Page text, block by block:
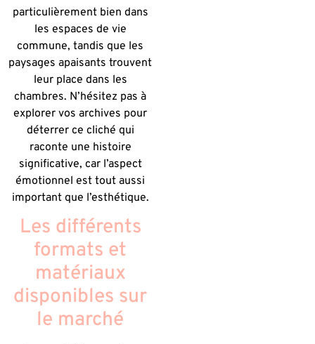
particulièrement bien dans
les espaces de vie
commune, tandis que les
paysages apaisants trouvent
leur place dans les
chambres. N’hésitez pas à
explorer vos archives pour
déterrer ce cliché qui
raconte une histoire
significative, car l’aspect
émotionnel est tout aussi
important que l’esthétique.
Les différents
formats et
matériaux
disponibles sur
le marché